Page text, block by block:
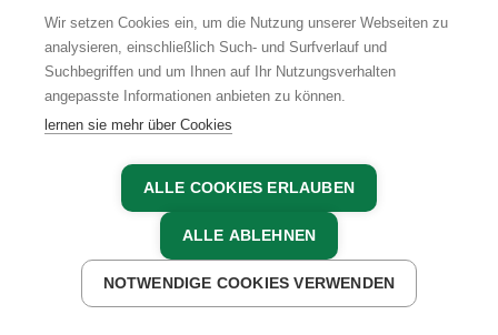
Garderobe. Unsere Sauna mit Außenbereich
(inklusive) befindet sich im selben Haus. Sat. Tv
und freies Wlan.
Ausstattung
4 Plattenherd
Aussicht auf eine Berglandschaft
Backofen
WEITERLESEN
AUGUST 2026
1
2
MO
3
DI
4
MI
5
DO
6
FR
7
8
SO
JETZT ANFRAGEN
Wir setzen Cookies ein, um die Nutzung unserer Webseiten zu
analysieren, einschließlich Such- und Surfverlauf und
Suchbegriffen und um Ihnen auf Ihr Nutzungsverhalten
angepasste Informationen anbieten zu können.
lernen sie mehr über Cookies
ALLE COOKIES ERLAUBEN
ALLE ABLEHNEN
NOTWENDIGE COOKIES VERWENDEN